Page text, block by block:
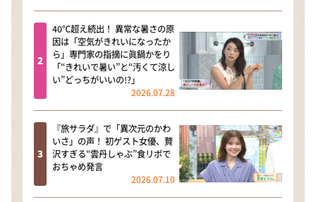
新婚さんいらっしゃい！
ポツンと一軒家
ザキ山小屋本館
ぺこぱのまるスポ
40℃超え続出！ 異常な暑さの原
因は「空気がきれいになったか
ら」専門家の指摘に眞鍋かをり
「“きれいで暑い”と“汚くて涼し
い”どっちがいいの!?」
2026.07.28
『旅サラダ』で「異次元のかわ
いさ」の声！ 初ゲスト女優、贅
沢すぎる“雲丹しゃぶ”食リポで
おちゃめ発言
2026.07.10